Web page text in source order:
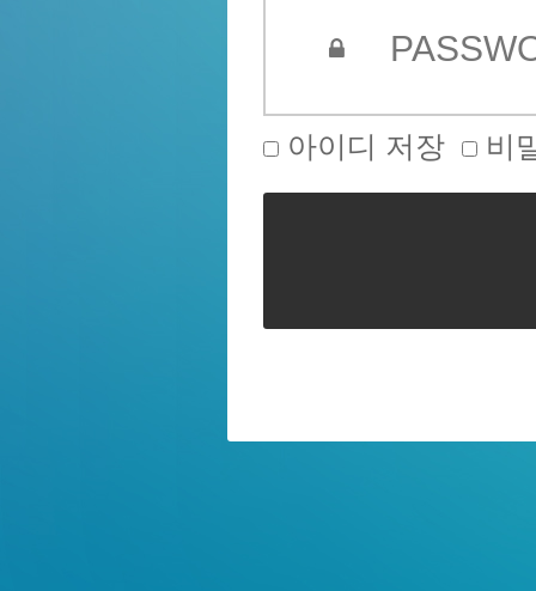
아이디 저장 비